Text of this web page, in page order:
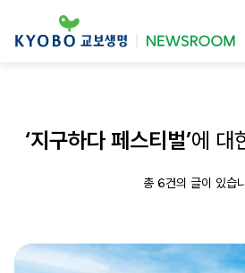
‘지구하다 페스티벌’에 대
총 6건의 글이 있습